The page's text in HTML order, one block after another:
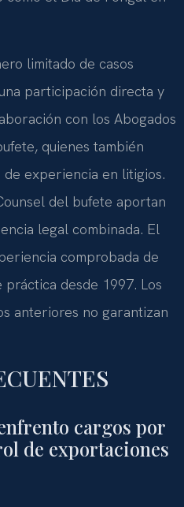
limitado de casos
participación directa y
con los Abogados
quienes también
de experiencia en litigios.
del bufete aportan
legal combinada. El
comprobada de
práctica desde 1997. Los
anteriores no garantizan
cargos por
de exportaciones